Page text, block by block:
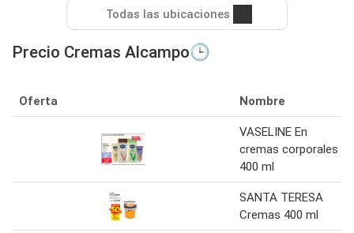
Todas las ubicaciones
Precio Cremas Alcampo🕒
Oferta Nombre
VASELINE En
cremas corporales
400 ml
SANTA TERESA
Cremas 400 ml